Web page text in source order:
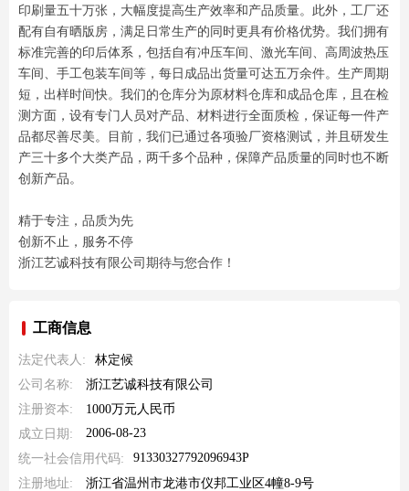
印刷量五十万张，大幅度提高生产效率和产品质量。此外，工厂还
配有自有晒版房，满足日常生产的同时更具有价格优势。我们拥有
标准完善的印后体系，包括自有冲压车间、激光车间、高周波热压
车间、手工包装车间等，每日成品出货量可达五万余件。生产周期
短，出样时间快。我们的仓库分为原材料仓库和成品仓库，且在检
测方面，设有专门人员对产品、材料进行全面质检，保证每一件产
品都尽善尽美。目前，我们已通过各项验厂资格测试，并且研发生
产三十多个大类产品，两千多个品种，保障产品质量的同时也不断
创新产品。
精于专注，品质为先
创新不止，服务不停
浙江艺诚科技有限公司期待与您合作！
工商信息
法定代表人:
林定候
公司名称:
浙江艺诚科技有限公司
注册资本:
1000万元人民币
成立日期:
2006-08-23
统一社会信用代码:
91330327792096943P
注册地址:
浙江省温州市龙港市仪邦工业区4幢8-9号